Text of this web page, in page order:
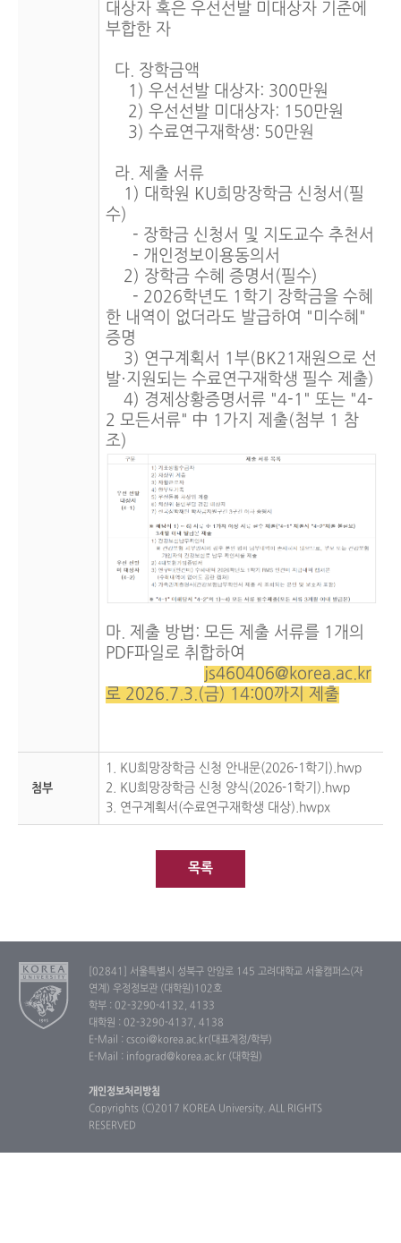
대상자 혹은 우선선발 미대상자 기준에
부합한 자
다. 장학금액
1) 우선선발 대상자: 300만원
2) 우선선발 미대상자: 150만원
3) 수료연구재학생: 50만원
라. 제출 서류
1) 대학원 KU희망장학금 신청서(필
수)
- 장학금 신청서 및 지도교수 추천서
- 개인정보이용동의서
2) 장학금 수혜 증명서(필수)
- 2026학년도 1학기 장학금을 수혜
한 내역이 없더라도 발급하여 "미수혜"
증명
3) 연구계획서 1부(BK21재원으로 선
발·지원되는 수료연구재학생 필수 제출)
4) 경제상황증명서류 "4-1" 또는 "4-
2 모든서류" 中 1가지 제출(첨부 1 참
조)
마. 제출 방법: 모든 제출 서류를 1개의
PDF파일로 취합하여
js460406@korea.ac.kr
로 2026.7.3.(금) 14:00까지 제출
첨부
1. KU희망장학금 신청 안내문(2026-1학기).hwp
2. KU희망장학금 신청 양식(2026-1학기).hwp
3. 연구계획서(수료연구재학생 대상).hwpx
목록
[02841] 서울특별시 성북구 안암로 145 고려대학교 서울캠퍼스(자
연계) 우정정보관 (대학원)102호
학부 : 02-3290-4132, 4133
대학원 : 02-3290-4137, 4138
E-Mail : cscoi@korea.ac.kr(대표계정/학부)
E-Mail : infograd@korea.ac.kr (대학원)
개인정보처리방침
Copyrights (C)2017 KOREA University. ALL RIGHTS
RESERVED